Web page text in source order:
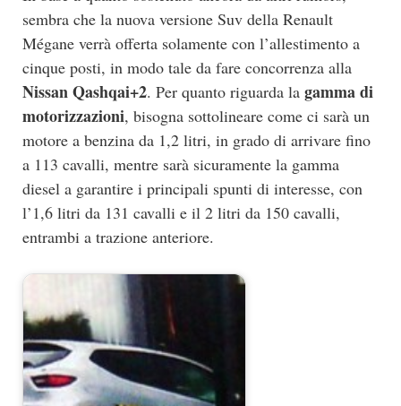
sembra che la nuova versione Suv della Renault
Mégane verrà offerta solamente con l’allestimento a
cinque posti, in modo tale da fare concorrenza alla
Nissan Qashqai+2. Per quanto riguarda la gamma di
motorizzazioni, bisogna sottolineare come ci sarà un
motore a benzina da 1,2 litri, in grado di arrivare fino
a 113 cavalli, mentre sarà sicuramente la gamma
diesel a garantire i principali spunti di interesse, con
l’1,6 litri da 131 cavalli e il 2 litri da 150 cavalli,
entrambi a trazione anteriore.